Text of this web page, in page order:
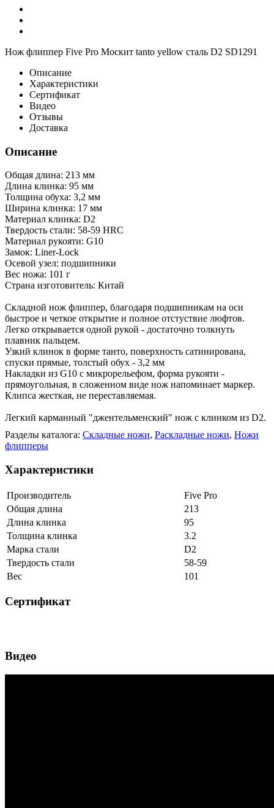
Нож флиппер Five Pro Москит tanto yellow сталь D2 SD1291
Описание
Характеристики
Сертификат
Видео
Отзывы
Доставка
Описание
Общая длина: 213 мм
Длина клинка: 95 мм
Толщина обуха: 3,2 мм
Ширина клинка: 17 мм
Материал клинка: D2
Твердость стали: 58-59 HRC
Материал рукояти: G10
Замок: Liner-Lock
Осевой узел: подшипники
Вес ножа: 101 г
Страна изготовитель: Китай
Складной нож флиппер, благодаря подшипникам на оси
быстрое и четкое открытие и полное отстуствие люфтов.
Легко открывается одной рукой - достаточно толкнуть
плавник пальцем.
Узкий клинок в форме танто, поверхность сатинирована,
спуски прямые, толстый обух - 3,2 мм
Накладки из G10 с микрорельефом, форма рукояти -
прямоугольная, в сложенном виде нож напоминает маркер.
Клипса жесткая, не переставляемая.
Легкий карманный "джентельменский" нож с клинком из D2.
Разделы каталога: Складные ножи, Раскладные ножи, Ножи
флипперы
Характеристики
Производитель
Five Pro
Общая длина
213
Длина клинка
95
Толщина клинка
3.2
Марка стали
D2
Твердость стали
58-59
Вес
101
Сертификат
Видео